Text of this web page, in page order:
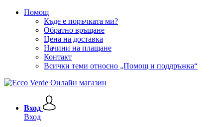
Помощ
Къде е поръчката ми?
Обратно връщане
Цена на доставка
Начини на плащане
Контакт
Всички теми относно „Помощ и поддръжка“
Вход
Вход